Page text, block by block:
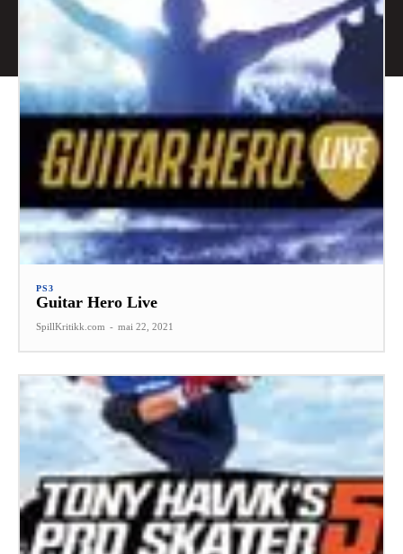
PS3
Guitar Hero Live
SpillKritikk.com - mai 22, 2021